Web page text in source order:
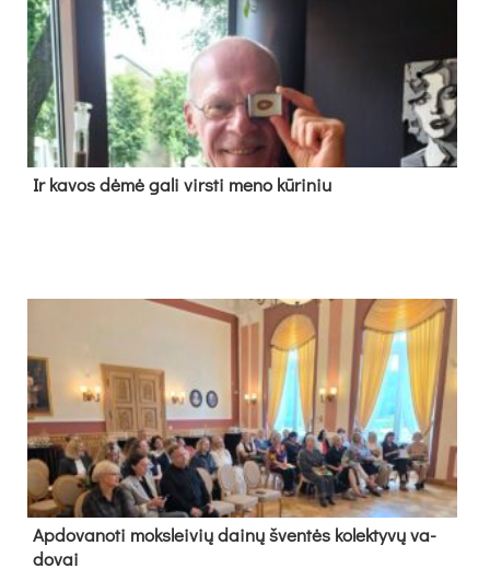
Ir ka­vos dė­mė ga­li virs­ti me­no kū­ri­niu
Ap­do­va­no­ti moks­lei­vių dai­nų šven­tės ko­lek­ty­vų va­
do­vai